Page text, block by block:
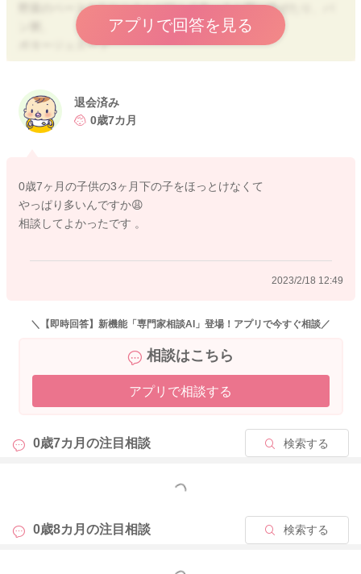
野菜のペーストをおこさんが好んで食べるお粥に混ぜたり、パ
ポタージュスープ
ミルク煮
みやすいですよ。
上のお子さん（年齢がわからないのですが）がとのことであれ
ば、
泣いたら、自分の欲しいものが食べられるという間違った理解
よろしくお願いします。
アプリで回答を見る
退会済み
0歳7カ月
0歳7ヶ月の子供の3ヶ月下の子をほっとけなくて
やっぱり多いんですか😩
相談してよかったです 。
2023/2/18 12:49
＼【即時回答】新機能「専門家相談AI」登場！アプリで今すぐ相談／
相談はこちら
アプリで相談する
0歳7カ月の注目相談 検索する
もっと見る
0歳8カ月の注目相談 検索する